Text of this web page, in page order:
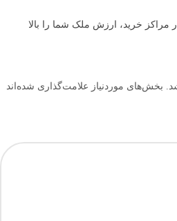
خرید، ارزش ملک شما را بالا
بخش‌های موردنیاز علامت‌گذاری شده‌اند